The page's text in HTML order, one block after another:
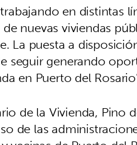
en distintas
nuevas viviendas
La puesta a
seguir generando
en Puerto del
de la Vivienda, Pino
de las